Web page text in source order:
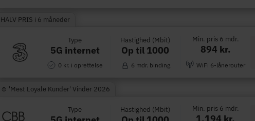
HALV PRIS i 6 måneder
Type
5G internet
0 kr. i oprettelse
Hastighed (Mbit)
Op til 1000
6 mdr. binding
Min. pris 6 mdr.
894 kr.
WiFi 6-lånerouter
☺︎ 'Mest Loyale Kunder' Vinder 2026
Type Hastighed (Mbit) Min. pris 6 mdr.